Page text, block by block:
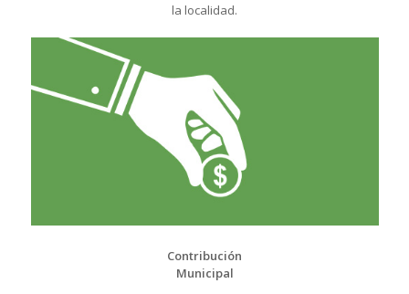
la localidad.
Contribución
Municipal